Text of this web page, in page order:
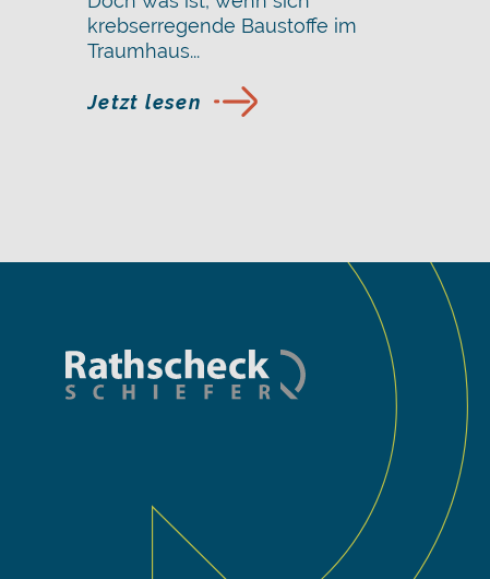
krebserregende Baustoffe im
Traumhaus...
Jetzt lesen